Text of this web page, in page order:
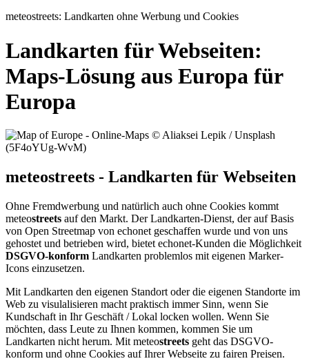
meteostreets: Landkarten ohne Werbung und Cookies
Landkarten für Webseiten:
Maps-Lösung aus Europa für
Europa
meteostreets - Landkarten für Webseiten
Ohne Fremdwerbung und natürlich auch ohne Cookies kommt
meteostreets auf den Markt. Der Landkarten-Dienst, der auf Basis
von Open Streetmap von echonet geschaffen wurde und von uns
gehostet und betrieben wird, bietet echonet-Kunden die Möglichkeit
DSGVO-konform Landkarten problemlos mit eigenen Marker-
Icons einzusetzen.
Mit Landkarten den eigenen Standort oder die eigenen Standorte im
Web zu visulalisieren macht praktisch immer Sinn, wenn Sie
Kundschaft in Ihr Geschäft / Lokal locken wollen. Wenn Sie
möchten, dass Leute zu Ihnen kommen, kommen Sie um
Landkarten nicht herum. Mit meteostreets geht das DSGVO-
konform und ohne Cookies auf Ihrer Webseite zu fairen Preisen.